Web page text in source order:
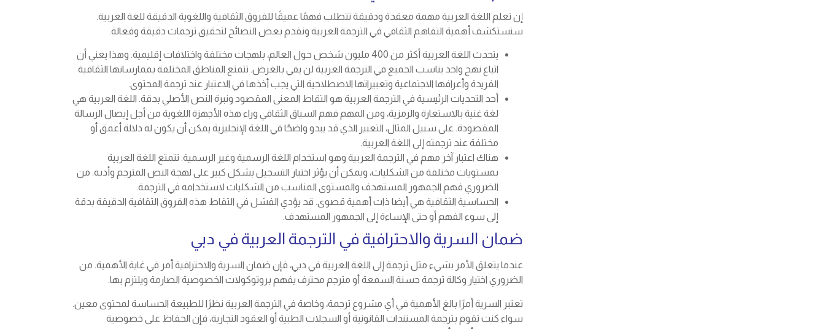
إن تعلم اللغة العربية مهمة معقدة ودقيقة تتطلب فهمًا عميقًا للفروق الثقافية واللغوية الدقيقة للغة العربية.
سنستكشف أهمية التفاهم الثقافي في الترجمة العربية ونقدم بعض النصائح لتحقيق ترجمات دقيقة وفعالة.
يتحدث اللغة العربية أكثر من 400 مليون شخص حول العالم، بلهجات مختلفة واختلافات إقليمية. وهذا يعني أن
اتباع نهج واحد يناسب الجميع في الترجمة العربية لن يفي بالغرض. تتمتع المناطق المختلفة بممارساتها الثقافية
الفريدة وأعرافها الاجتماعية وتعبيراتها الاصطلاحية التي يجب أخذها في الاعتبار عند ترجمة المحتوى.
أحد التحديات الرئيسية في الترجمة العربية هو التقاط المعنى المقصود ونبرة النص الأصلي بدقة. اللغة العربية هي
لغة غنية بالاستعارة والرمزية، ومن المهم فهم السياق الثقافي وراء هذه الأجهزة اللغوية من أجل إيصال الرسالة
المقصودة. على سبيل المثال، التعبير الذي قد يبدو واضحًا في اللغة الإنجليزية يمكن أن يكون له دلالة أعمق أو
مختلفة عند ترجمته إلى اللغة العربية.
هناك اعتبار آخر مهم في الترجمة العربية وهو استخدام اللغة الرسمية وغير الرسمية. تتمتع اللغة العربية
بمستويات مختلفة من الشكليات، ويمكن أن يؤثر اختيار التسجيل بشكل كبير على لهجة النص المترجم وأدبه. من
الضروري فهم الجمهور المستهدف والمستوى المناسب من الشكليات لاستخدامه في الترجمة.
الحساسية الثقافية هي أيضا ذات أهمية قصوى. قد يؤدي الفشل في التقاط هذه الفروق الثقافية الدقيقة بدقة
إلى سوء الفهم أو حتى الإساءة إلى الجمهور المستهدف.
ضمان السرية والاحترافية في الترجمة العربية في دبي
عندما يتعلق الأمر بشيء مثل ترجمة إلى اللغة العربية في دبي، فإن ضمان السرية والاحترافية أمر في غاية الأهمية. من
الضروري اختيار وكالة ترجمة حسنة السمعة أو مترجم محترف يفهم بروتوكولات الخصوصية الصارمة ويلتزم بها.
تعتبر السرية أمرًا بالغ الأهمية في أي مشروع ترجمة، وخاصة في الترجمة العربية نظرًا للطبيعة الحساسة لمحتوى معين.
سواء كنت تقوم بترجمة المستندات القانونية أو السجلات الطبية أو العقود التجارية، فإن الحفاظ على خصوصية